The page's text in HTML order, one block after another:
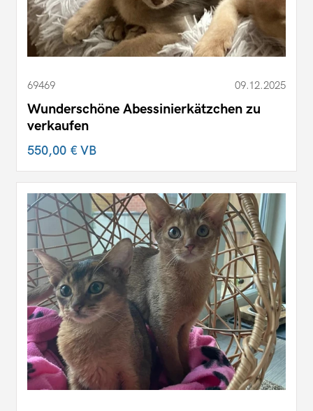
69469 09.12.2025
Wunderschöne Abessinierkätzchen zu
verkaufen
550,00 €VB